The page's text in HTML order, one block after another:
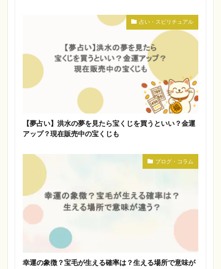
占い・スピリチュアル
【夢占い】洪水の夢を見たら宝くじを買うといい？金運
アップ？現在販売中の宝くじも
ブログ・コラム
幸運の象徴？宝毛が生える確率は？生える場所で意味が